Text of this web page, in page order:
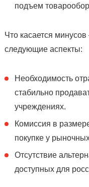
подъем
Что касается
следующие аспекты:
Необходимость
стабильно
учреждениях.
Комиссия в
покупке у
Отсутствие
доступных для